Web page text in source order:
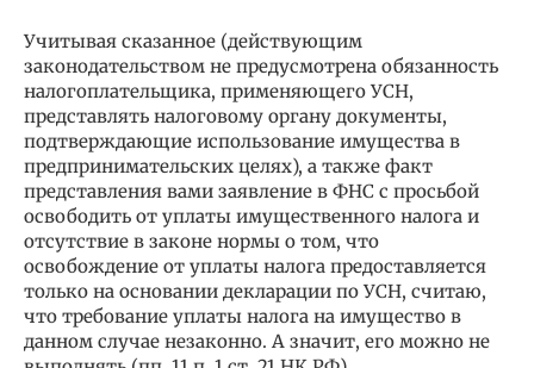
Учитывая сказанное (действующим
законодательством не предусмотрена обязанность
налогоплательщика, применяющего УСН,
представлять налоговому органу документы,
подтверждающие использование имущества в
предпринимательских целях), а также факт
представления вами заявление в ФНС с просьбой
освободить от уплаты имущественного налога и
отсутствие в законе нормы о том, что
освобождение от уплаты налога предоставляется
только на основании декларации по УСН, считаю,
что требование уплаты налога на имущество в
данном случае незаконно. А значит, его можно не